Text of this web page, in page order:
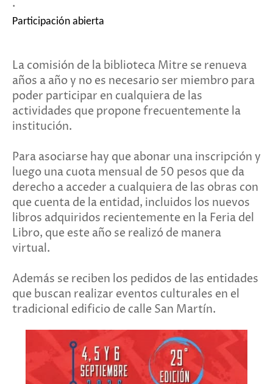
.
Participación abierta
La comisión de la biblioteca Mitre se renueva
años a año y no es necesario ser miembro para
poder participar en cualquiera de las
actividades que propone frecuentemente la
institución.
Para asociarse hay que abonar una inscripción y
luego una cuota mensual de 50 pesos que da
derecho a acceder a cualquiera de las obras con
que cuenta de la entidad, incluidos los nuevos
libros adquiridos recientemente en la Feria del
Libro, que este año se realizó de manera
virtual.
Además se reciben los pedidos de las entidades
que buscan realizar eventos culturales en el
tradicional edificio de calle San Martín.